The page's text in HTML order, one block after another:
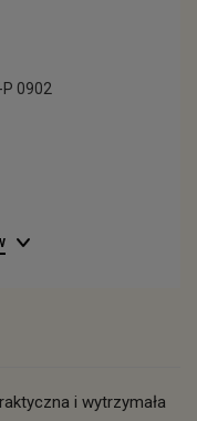
P 0902
i wytrzymała